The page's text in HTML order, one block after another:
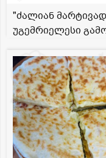
"ძალიან
უგემრიელესი